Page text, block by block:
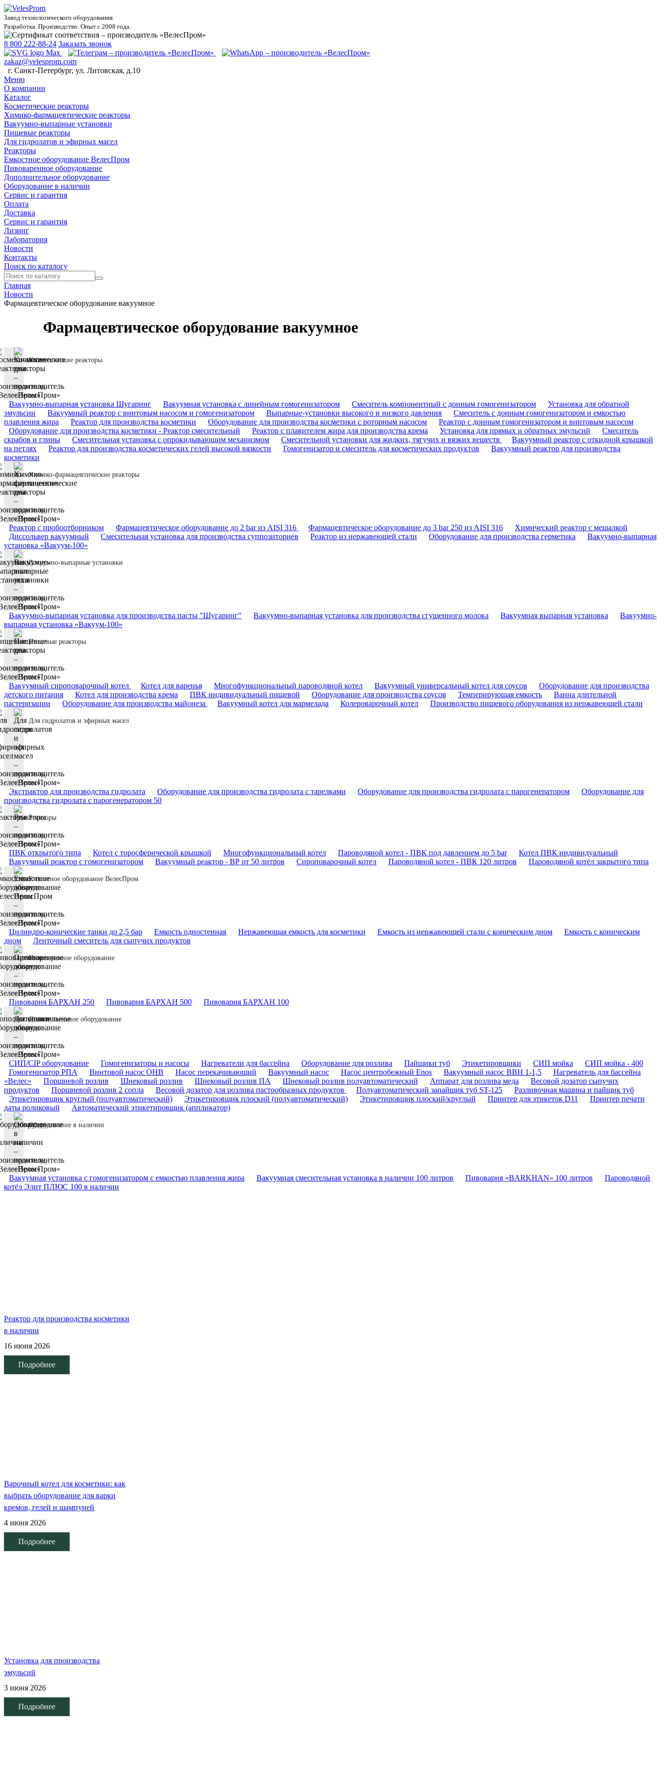
Завод технологического оборудования.
Разработка. Производство. Опыт с 2008 года.
8 800 222-88-24 Заказать звонок
zakaz@velesprom.com
г. Санкт-Петербург, ул. Литовская, д.10
Меню
О компании
Каталог
Косметические реакторы
Химико-фармацевтические реакторы
Вакуумно-выпарные установки
Пищевые реакторы
Для гидролатов и эфирных масел
Реакторы
Емкостное оборудование ВелесПром
Пивоваренное оборудование
Дополнительное оборудование
Оборудование в наличии
Сервис и гарантия
Оплата
Доставка
Сервис и гарантия
Лизинг
Лаборатория
Новости
Контакты
Поиск по каталогу
Главная
Новости
Фармацевтическое оборудование вакуумное
Фармацевтическое оборудование вакуумное
Косметические реакторы
Вакуумно-выпарная установка Шугаринг Вакуумная установка с линейным гомогенизатором Смеситель компонентный с донным гомогенизатором
Установка для обратной
эмульсии
Вакуумный реактор с винтовым насосом и гомогенизатором Выпарные-установки высокого и низкого давления
Смеситель с донным гомогенизатором и емкостью
плавления жира
Реактор для производства косметики Оборудование для производства косметики с роторным насосом
Реактор с донным гомогенизатором и винтовым насосом
Оборудование для производства косметики - Реактор смесительный
Реактор с плавителем жира для производства крема Установка для прямых и обратных эмульсий
Смеситель
скрабов и глины
Смесительная установка с опрокидывающим механизмом Смесительной установки для жидких, тягучих и вязких веществ
Вакуумный реактор с откидной крышкой
на петлях
Реактор для производства косметических гелей высокой вязкости Гомогенизатор и смеситель для косметических продуктов
Вакуумный реактор для производства
косметики
Химико-фармацевтические реакторы
Реактор с пробоотборником Фармацевтическое оборудование до 2 bar из AISI 316 Фармацевтическое оборудование до 3 bar 250 из AISI 316
Химический реактор с мешалкой
Диссольвер вакуумный
Смесительная установка для производства суппозиториев Реактор из нержавеющей стали Оборудование для производства герметика
Вакуумно-выпарная
установка «Вакуум-100»
Вакуумно-выпарные установки
Вакуумно-выпарная установка для производства пасты "Шугаринг" Вакуумно-выпарная установка для производства сгущенного молока Вакуумная выпарная установка
Вакуумно-
выпарная установка «Вакуум-100»
Пищевые реакторы
Вакуумный сироповарочный котел Котел для варенья Многофункциональный пароводяной котел Вакуумный универсальный котел для соусов
Оборудование для производства
детского питания
Котел для производства крема ПВК индивидуальный пищевой Оборудование для производства соусов Темперирующая емкость
Ванна длительной
пастеризации
Оборудование для производства майонеза Вакуумный котел для мармелада Колероварочный котел Производство пищевого оборудования из нержавеющей стали
Для гидролатов и эфирных масел
Экстрактор для производства гидролата Оборудование для производства гидролата с тарелками Оборудование для производства гидролата с парогенератором
Оборудование для
производства гидролата с парогенератором 50
Реакторы
ПВК открытого типа Котел с торосферической крышкой Многофункциональный котел Пароводяной котел - ПВК под давлением до 5 bar
Котел ПВК индивидуальный
Вакуумный реактор с гомогенизатором
Вакуумный реактор - ВР от 50 литров Сироповарочный котел Пароводяной котел - ПВК 120 литров Пароводяной котёл закрытого типа
Емкостное оборудование ВелесПром
Цилиндро-конические танки до 2,5 бар Емкость одностенная Нержавеющая емкость для косметики Емкость из нержавеющей стали с коническим дном
Емкость с коническим
дном
Ленточный смеситель для сыпучих продуктов
Пивоваренное оборудование
Пивоварня БАРХАН 250 Пивоварня БАРХАН 500 Пивоварня БАРХАН 100
Дополнительное оборудование
СИП/CIP оборудование Гомогенизаторы и насосы Нагреватели для бассейна Оборудование для розлива Пайщики туб Этикетировщики СИП мойка
СИП мойка - 400
Гомогенизатор РПА
Винтовой насос ОНВ Насос перекачивающий Вакуумный насос Насос центробежный Enos Вакуумный насос ВВН 1-1,5
Нагреватель для бассейна
«Велес»
Поршневой розлив Шнековый розлив Шнековый розлив ПА Шнековый розлив полуавтоматический Аппарат для розлива меда
Весовой дозатор сыпучих
продуктов
Поршневой розлив 2 сопла Весовой дозатор для розлива пастообразных продуктов Полуавтоматический запайщик туб ST-125
Разливочная машина и пайщик туб
Этикетировщик круглый (полуавтоматический)
Этикетировщик плоский (полуавтоматический) Этикетировщик плоский/круглый Принтер для этикеток D11
Принтер печати
даты роликовый
Автоматический этикетировщик (аппликатор)
Оборудование в наличии
Вакуумная установка с гомогенизатором с емкостью плавления жира Вакуумная смесительная установка в наличии 100 литров Пивоварня «BARKHAN» 100 литров
Пароводяной
котёл Элит ПЛЮС 100 в наличии
Реактор для производства косметики
в наличии
16 июня 2026
Подробнее
Варочный котел для косметики: как
выбрать оборудование для варки
кремов, гелей и шампуней
4 июня 2026
Подробнее
Установка для производства
эмульсий
3 июня 2026
Подробнее